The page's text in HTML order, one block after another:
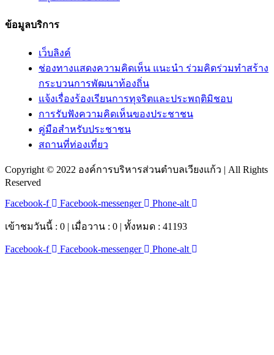
ข้อมูลบริการ
เว็บลิงค์
ช่องทางแสดงความคิดเห็น แนะนำ ร่วมคิดร่วมทำสร้าง
กระบวนการพัฒนาท้องถิ่น
แจ้งเรื่องร้องเรียนการทุจริตและประพฤติมิชอบ
การรับฟังความคิดเห็นของประชาชน
คู่มือสำหรับประชาชน
สถานที่ท่องเที่ยว
Copyright © 2022 องค์การบริหารส่วนตำบลเวียงแก้ว | All Rights
Reserved
Facebook-f
Facebook-messenger Phone-alt
เข้าชมวันนี้ : 0 | เมื่อวาน : 0 | ทั้งหมด : 41193
Facebook-f Facebook-messenger Phone-alt